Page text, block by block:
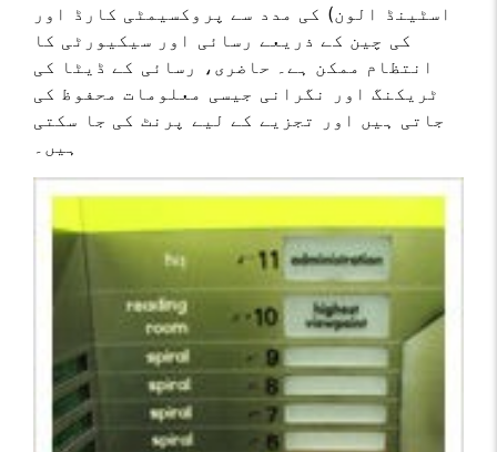
اسٹینڈ الون) کی مدد سے پروکسیمٹی کارڈ اور
کی چین کے ذریعے رسائی اور سیکیورٹی کا
انتظام ممکن ہے۔ حاضری، رسائی کے ڈیٹا کی
ٹریکنگ اور نگرانی جیسی معلومات محفوظ کی
جاتی ہیں اور تجزیے کے لیے پرنٹ کی جا سکتی
ہیں۔